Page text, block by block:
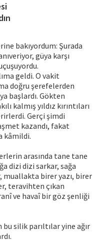
bakıyordum: Şurada
güya karşı
geldi. O vakit
doğru şerefelerden
başlardı. Gökten
kalmış yıldız kırıntıları
Gerçi şimdi
kazandı, fakat
kâmildi.
arasında tane tane
dizi dizi sarkar, sağa
muallakta birer yazı, birer
teravihten çıkan
ve havaî bir göz şenliği
bu silik parıltılar yine ağır